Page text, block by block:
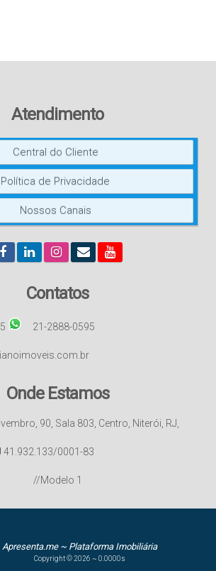
Atendimento
Central do Cliente
Política de Privacidade
Nossos Canais
Contatos
21-2888-0595
Onde Estamos
, 90, Sala 803, Centro, Niterói, RJ,
41.932.133/0001-83
//Modelo 1
Apresenta.me ~ Plataforma Imobiliária
Copyright © 2026 ~ 0.0000s